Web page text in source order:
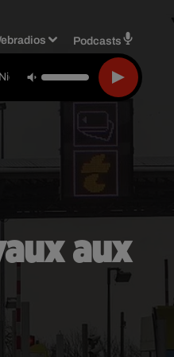
Podcasts
Sirkis
aux